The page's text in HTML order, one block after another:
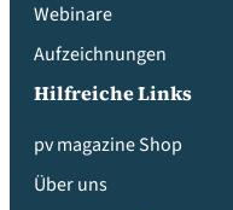
Webinare
Aufzeichnungen
Hilfreiche Links
pv magazine Shop
Über uns